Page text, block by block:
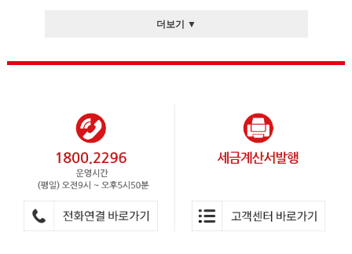
더보기 ▼